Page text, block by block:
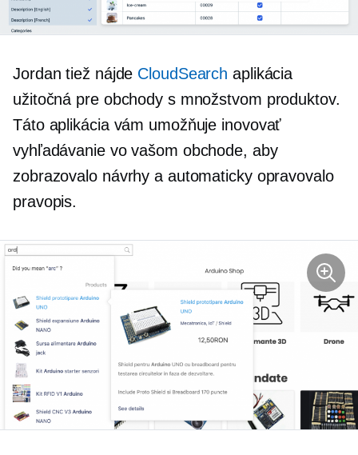
Jordan tiež nájde CloudSearch aplikácia
užitočná pre obchody s množstvom produktov.
Táto aplikácia vám umožňuje inovovať
vyhľadávanie vo vašom obchode, aby
zobrazovalo návrhy a automaticky opravovalo
pravopis.